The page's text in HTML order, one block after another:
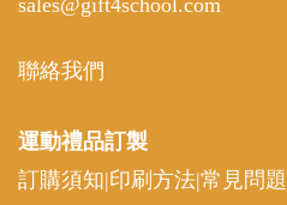
sales@gift4school.com
聯絡我們
運動禮品訂製
訂購須知|印刷方法|常見問題